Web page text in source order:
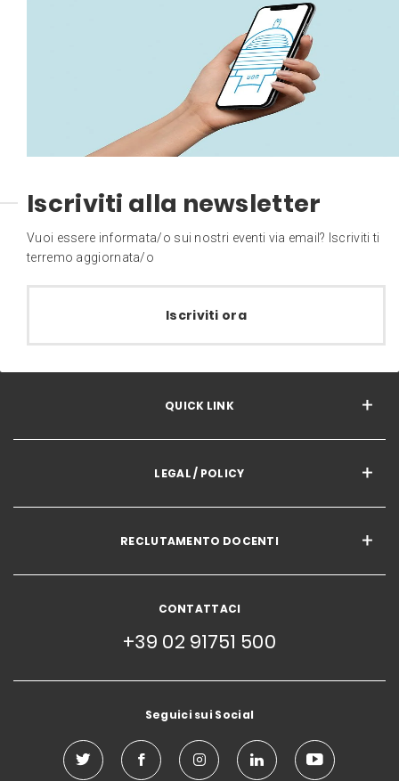
Iscriviti alla newsletter
Vuoi essere informata/o sui nostri eventi via email? Iscriviti ti
terremo aggiornata/o
Iscriviti ora
QUICK LINK
LEGAL / POLICY
RECLUTAMENTO DOCENTI
CONTATTACI
+39 02 91751 500
Seguici sui Social